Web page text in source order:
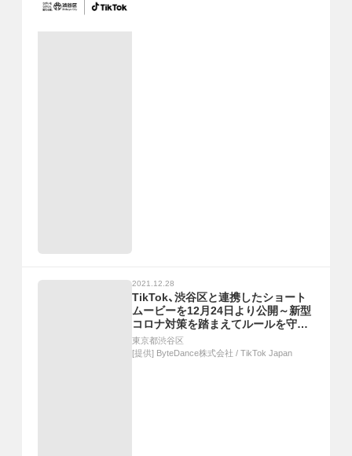
2021.12.28
TikTok、渋谷区と連携したショート
ムービーを12月24日より公開～新型
コロナ対策を踏まえてルールを守り
ながら年末を楽しく安全に過ごすた
めの啓発キャンペーン～
東京都渋谷区
[提供] ByteDance株式会社 / TikTok Japan